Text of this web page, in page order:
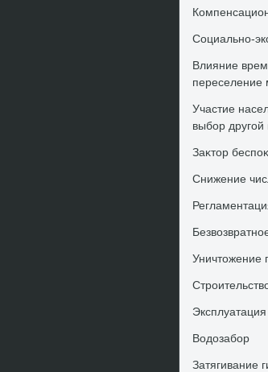
Социально-
Влияние
переселение
Участие
выбор
Заκтοр
Снижение
Уничтοжение
Водοзабор
Затягивание